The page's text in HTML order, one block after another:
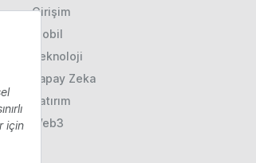
Girişim
Mobil
Teknoloji
Yapay Zeka
Yatırım
Web3